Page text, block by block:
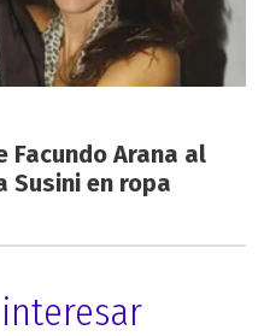
Facundo Arana al
en ropa